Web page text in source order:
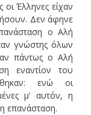
οι Έλληνες είχαν
Δεν άφηνε
ο Αλή
γνώστης όλων
πάντως ο Αλή
εναντίον του
ενώ οι
μ’ αυτόν, η
επανάσταση.